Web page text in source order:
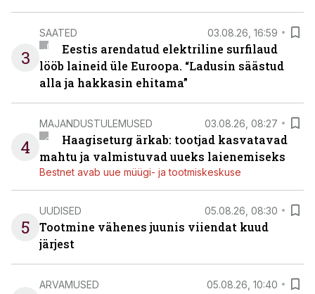
3
SAATED 03.08.26, 16:59
Eestis arendatud elektriline surfilaud
lööb laineid üle Euroopa. “Ladusin säästud
alla ja hakkasin ehitama”
4
MAJANDUSTULEMUSED 03.08.26, 08:27
Haagiseturg ärkab: tootjad kasvatavad
mahtu ja valmistuvad uueks laienemiseks
Bestnet avab uue müügi- ja tootmiskeskuse
5
UUDISED 05.08.26, 08:30
Tootmine vähenes juunis viiendat kuud
järjest
ARVAMUSED 05.08.26, 10:40